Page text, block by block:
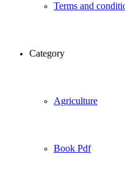
Terms and
Category
Agriculture
Book Pdf